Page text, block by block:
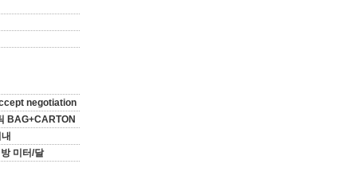
negotiation
BAG+CARTON
미터/달